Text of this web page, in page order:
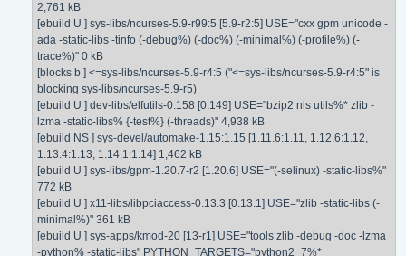
2,761 kB
[ebuild U ] sys-libs/ncurses-5.9-r99:5 [5.9-r2:5] USE="cxx gpm unicode -
ada -static-libs -tinfo (-debug%) (-doc%) (-minimal%) (-profile%) (-
trace%)" 0 kB
[blocks b ] <=sys-libs/ncurses-5.9-r4:5 ("<=sys-libs/ncurses-5.9-r4:5" is
blocking sys-libs/ncurses-5.9-r5)
[ebuild U ] dev-libs/elfutils-0.158 [0.149] USE="bzip2 nls utils%* zlib -
lzma -static-libs% {-test%} (-threads)" 4,938 kB
[ebuild NS ] sys-devel/automake-1.15:1.15 [1.11.6:1.11, 1.12.6:1.12,
1.13.4:1.13, 1.14.1:1.14] 1,462 kB
[ebuild U ] sys-libs/gpm-1.20.7-r2 [1.20.6] USE="(-selinux) -static-libs%"
772 kB
[ebuild U ] x11-libs/libpciaccess-0.13.3 [0.13.1] USE="zlib -static-libs (-
minimal%)" 361 kB
[ebuild U ] sys-apps/kmod-20 [13-r1] USE="tools zlib -debug -doc -lzma
-python% -static-libs" PYTHON_TARGETS="python2_7%*